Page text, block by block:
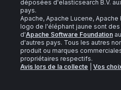
déposées d'elasticsearch B.V.
pays.
Apache, Apache Lucene,
logo de l'éléphant jaune sont
d'Apache Software Foundation
d'autres pays. Tous les autres
produit ou marques
propriétaires respectifs.
Avis lors de la collecte
Vos